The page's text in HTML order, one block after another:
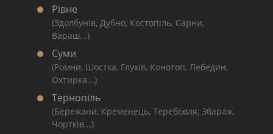
Рівне
(Здолбунів, Дубно, Костопіль, Сарни,
Вараш...)
Суми
(Ромни, Шостка, Глухів, Конотоп, Лебедин,
Охтирка...)
Тернопіль
(Бережани, Кременець, Теребовля, Збараж,
Чортків...)